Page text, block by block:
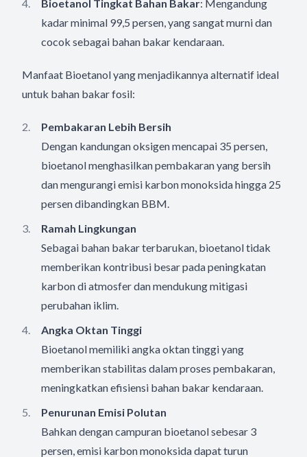
Bioetanol Tingkat Bahan Bakar: Mengandung
kadar minimal 99,5 persen, yang sangat murni dan
cocok sebagai bahan bakar kendaraan.
Manfaat Bioetanol yang menjadikannya alternatif ideal
untuk bahan bakar fosil:
Pembakaran Lebih Bersih
Dengan kandungan oksigen mencapai 35 persen,
bioetanol menghasilkan pembakaran yang bersih
dan mengurangi emisi karbon monoksida hingga 25
persen dibandingkan BBM.
Ramah Lingkungan
Sebagai bahan bakar terbarukan, bioetanol tidak
memberikan kontribusi besar pada peningkatan
karbon di atmosfer dan mendukung mitigasi
perubahan iklim.
Angka Oktan Tinggi
Bioetanol memiliki angka oktan tinggi yang
memberikan stabilitas dalam proses pembakaran,
meningkatkan efisiensi bahan bakar kendaraan.
Penurunan Emisi Polutan
Bahkan dengan campuran bioetanol sebesar 3
persen, emisi karbon monoksida dapat turun